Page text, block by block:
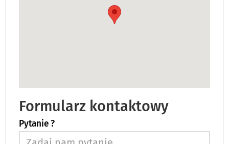
Formularz kontaktowy
Pytanie ?